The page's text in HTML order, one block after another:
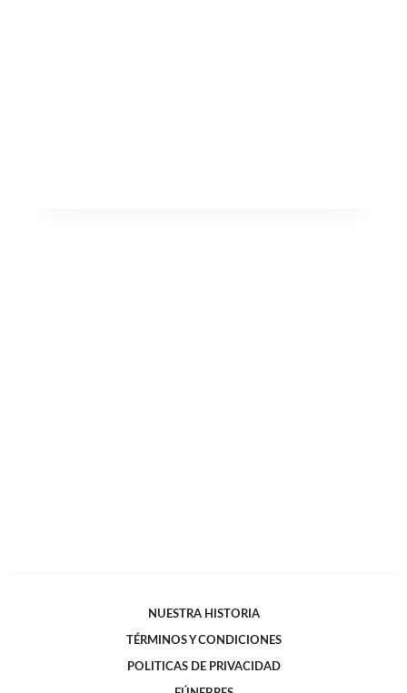
NUESTRA HISTORIA
TÉRMINOS Y CONDICIONES
POLITICAS DE PRIVACIDAD